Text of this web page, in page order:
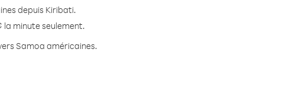
depuis Kiribati.
la minute seulement.
Samoa américaines.